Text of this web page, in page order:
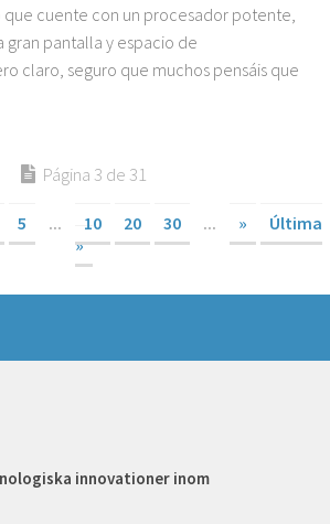
cuente con un procesador potente,
gran pantalla y espacio de
claro, seguro que muchos pensáis que
Página 3 de 31
5 ... 10 20 30 ... »
Última
»
innovationer inom